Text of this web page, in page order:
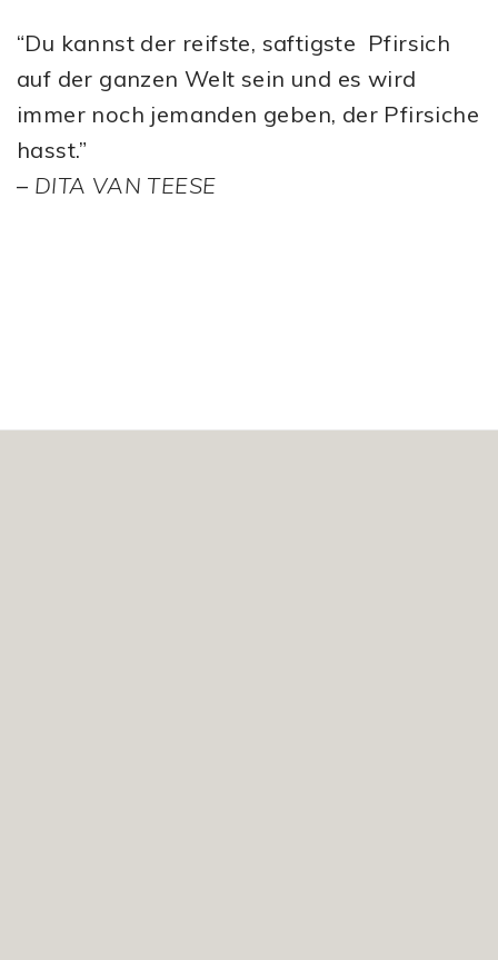
“Du kannst der reifste, saftigste Pfirsich
auf der ganzen Welt sein und es wird
immer noch jemanden geben, der Pfirsiche
hasst.”
– DITA VAN TEESE